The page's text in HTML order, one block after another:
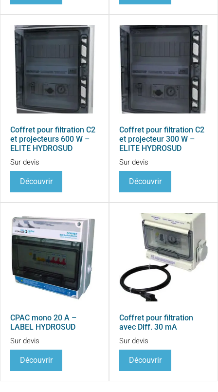
Coffret pour filtration C2
et projecteurs 600 W –
ELITE HYDROSUD
Sur devis
Découvrir
Coffret pour filtration C2
et projecteur 300 W –
ELITE HYDROSUD
Sur devis
Découvrir
CPAC mono 20 A –
LABEL HYDROSUD
Sur devis
Découvrir
Coffret pour filtration
avec Diff. 30 mA
Sur devis
Découvrir